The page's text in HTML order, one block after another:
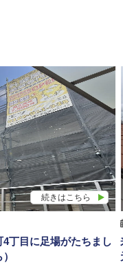
続きはこちら
丁目に足場がたちまし